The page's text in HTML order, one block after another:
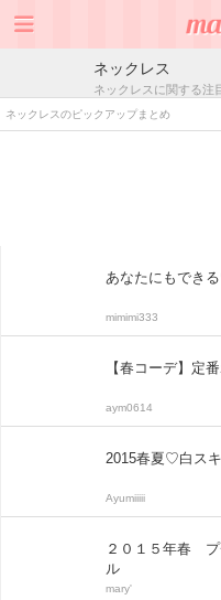
ネックレス
ネックレスに関する注
ネックレスのピックアップまとめ
あなたにもでき
mimimi333
【春コーデ】定
aym0614
2015春夏♡白ス
Ayumiiiii
２０１５年春 プ
ル
mary'